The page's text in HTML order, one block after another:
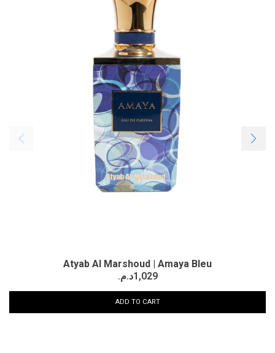
Atyab Al Marshoud | Amaya Bleu
1,029د.م.
ADD TO CART